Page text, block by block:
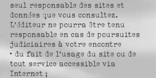
seul responsable des sites et
données que vous consultez.
L’éditeur ne pourra être tenu
responsable en cas de poursuites
judiciaires à votre encontre
• du fait de l’usage du site ou de
tout service accessible via
Internet ;